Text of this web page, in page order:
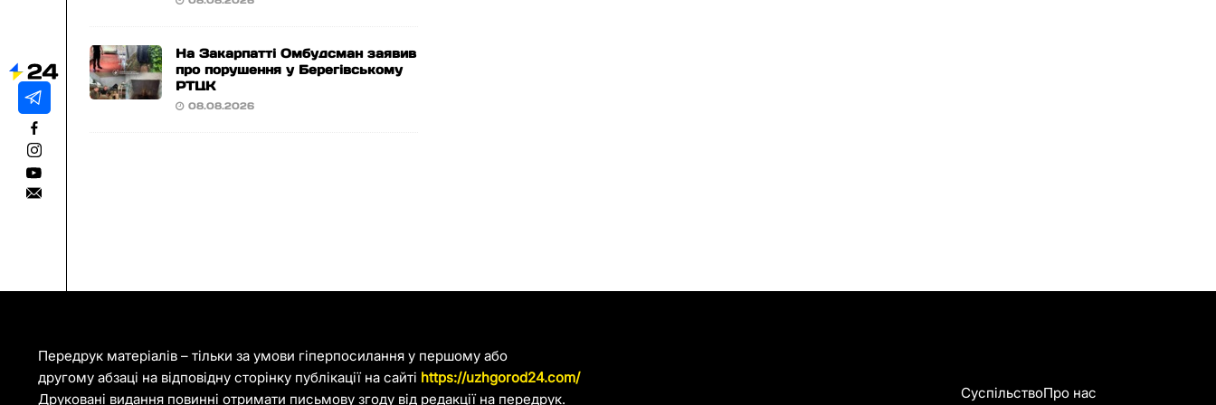
На Закарпатті Омбудсман заявив
про порушення у Берегівському
РТЦК
08.08.2026
Передрук матеріалів – тільки за умови гіперпосилання у першому або
другому абзаці на відповідну сторінку публікації на сайті https://uzhgorod24.com/
Друковані видання повинні отримати письмову згоду від редакції на передрук.
СуспільствоПро нас